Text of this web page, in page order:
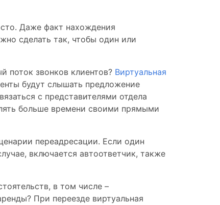
Даже факт нахождения
сделать так, чтобы один или
поток звонков клиентов? Виртуальная
будут слышать предложение
с представителями отдела
больше времени своими прямыми
переадресации. Если один
включается автоответчик, также
в том числе –
При переезде виртуальная